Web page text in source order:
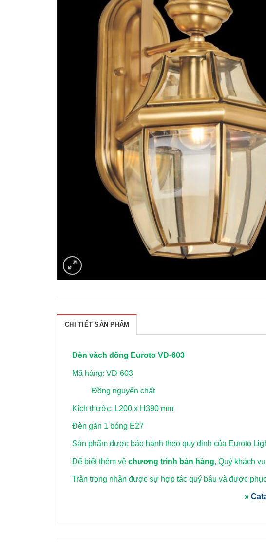
CHI TIẾT SẢN PHẨM
Đèn vách đồng Euroto VD-603
Mã hàng: VD-603
Đồng nguyên chất
Kích thước: L200 x H390 mm
Đèn gắn 1 bóng E27
Sản phẩm được bảo hành theo quy định của Euroto
Để biết thêm về chương trình bán hàng, Quý khách
Trân trọng nhận được sự hợp tác quý báu và được
»